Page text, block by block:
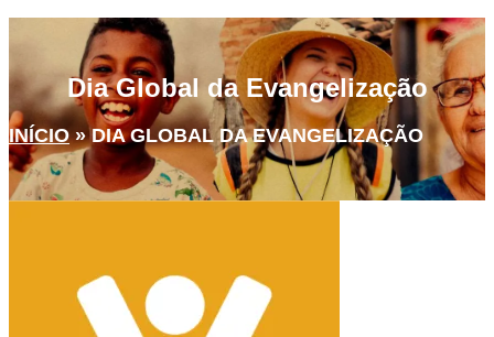
Dia Global da Evangelização
INÍCIO»DIA GLOBAL DA EVANGELIZAÇÃO